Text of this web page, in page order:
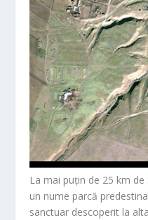
La mai puțin de 25 km
un nume parcă
sanctuar descoperit la